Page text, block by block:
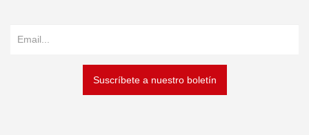
Suscríbete a nuestro boletín